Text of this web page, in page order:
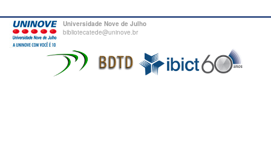
Universidade Nove de Julho
bibliotecatede@uninove.br